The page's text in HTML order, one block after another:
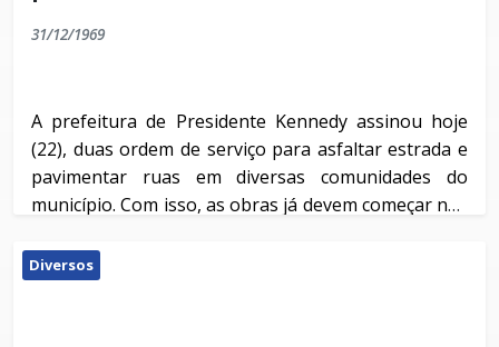
31/12/1969
A prefeitura de Presidente Kennedy assinou hoje
(22), duas ordem de serviço para asfaltar estrada e
pavimentar ruas em diversas comunidades do
município. Com isso, as obras já devem começar nos
A estrada que será asfaltada é a que liga o trevo de
Santo Eduardo a Cacimbinha. Serão 2,08
Diversos